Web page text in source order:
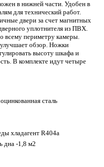
в нижней части. Удобен в
для технический работ.
двери за счет магнитных
уплотнителя из ПВХ.
всему периметру камеры.
обзор. Ножки
высоту шкафа и
В комплекте идут четыре
сталь
хладагент R404a
дна -1,8 м2